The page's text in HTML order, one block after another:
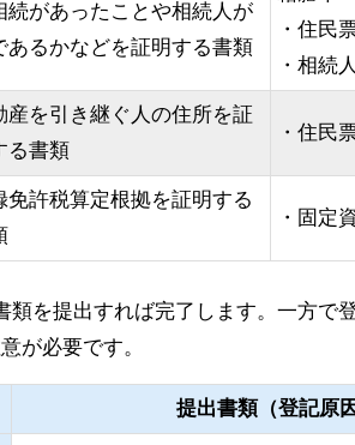
があったことや相続人が
あるかなどを証明する書類
・住民
・相続
産を引き継ぐ人の住所を証
る書類
・住民
免許税算定根拠を証明する
・固定
類を提出すれば完了します。一方で
が必要です。
提出書類（登記原